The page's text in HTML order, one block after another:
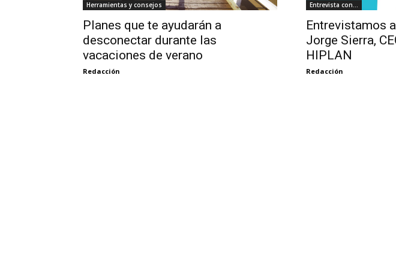
Herramientas y consejos
Planes que te ayudarán a
desconectar durante las
vacaciones de verano
Redacción
Entrevista con...
Entrevistamos
Jorge Sierra,
HIPLAN
Redacción